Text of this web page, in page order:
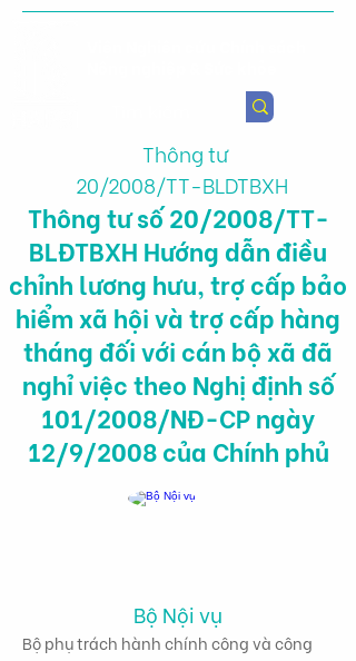
Thông tư
20/2008/TT-BLDTBXH
Thông tư số 20/2008/TT-
BLĐTBXH Hướng dẫn điều
chỉnh lương hưu, trợ cấp bảo
hiểm xã hội và trợ cấp hàng
tháng đối với cán bộ xã đã
nghỉ việc theo Nghị định số
101/2008/NĐ-CP ngày
12/9/2008 của Chính phủ
Bộ Nội vụ
Bộ phụ trách hành chính công và công